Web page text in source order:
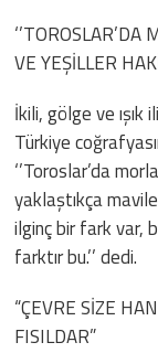
VE YEŞİLLER
İkili, gölge ve
Türkiye
‘’Toroslar’da
yaklaştıkça
ilginç bir fark var,
farktır bu.’’ dedi.
“ÇEVRE SİZE
FISILDAR”